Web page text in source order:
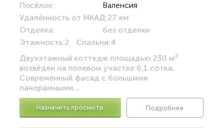
Посёлок:
Валенсия
Удалённость от МКАД:27 км
Отделка:
без отделки
Этажность:2 Спальни:4
Двухэтажный коттедж площадью 230 м²
возвёден на полевом участке 6,1 сотка.
Современный фасад с большими
панорамными...
Назначить просмотр Подробнее